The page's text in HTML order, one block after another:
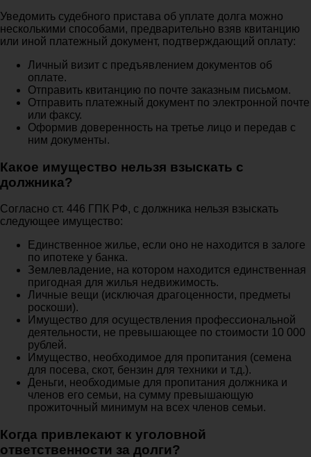
Уведомить судебного пристава об уплате долга можно
несколькими способами, предварительно взяв квитанцию
или иной платежный документ, подтверждающий оплату:
Личный визит с предъявлением документов об
оплате.
Отправить квитанцию по почте заказным письмом.
Отправить платежный документ по электронной почте
или факсу.
Оформив доверенность на третье лицо и передав с
ним документы.
Какое имущество нельзя взыскать с
должника?
Согласно ст. 446 ГПК РФ, с должника нельзя взыскать
следующее имущество:
Единственное жилье, если оно не находится в залоге
по ипотеке у банка.
Землевладение, на котором находится единственная
пригодная для жилья недвижимость.
Личные вещи (исключая драгоценности, предметы
роскоши).
Имущество для осуществления профессиональной
деятельности, не превышающее по стоимости 10 000
рублей.
Имущество, необходимое для пропитания (семена
для посева, скот, бензин для техники и т.д.).
Деньги, необходимые для пропитания должника и
членов его семьи, на сумму превышающую
прожиточный минимум на всех членов семьи.
Когда привлекают к уголовной
ответственности за долги?